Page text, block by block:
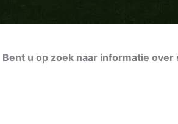
Bent u op zoek naar informatie